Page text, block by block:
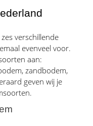
verschillende
evenveel voor.
aan:
zandbodem,
geven wij je